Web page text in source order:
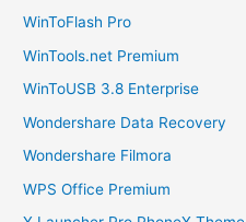
WinToFlash Pro
WinTools.net Premium
WinToUSB 3.8 Enterprise
Wondershare Data Recovery
Wondershare Filmora
WPS Office Premium